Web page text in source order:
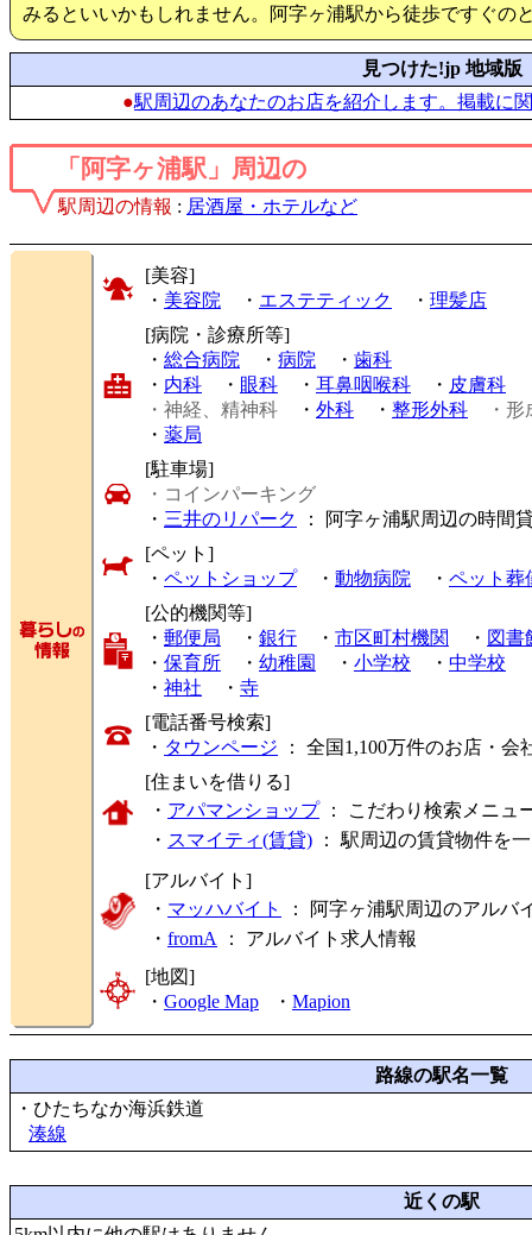
みるといいかもしれません。阿字ヶ浦駅から徒歩ですぐの
見つけた!jp 地域版
●駅周辺のあなたのお店を紹介します。掲載に
「阿字ヶ浦駅」周辺の
駅周辺の情報 : 居酒屋・ホテルなど
[美容]
・ 美容院 ・ エステティック ・ 理髪店
[病院・診療所等]
・ 総合病院 ・ 病院 ・ 歯科
・ 内科 ・ 眼科 ・ 耳鼻咽喉科 ・ 皮膚科
・神経、精神科 ・ 外科 ・ 整形外科
・
・ 薬局
[駐車場]
・コインパーキング
・ 三井のリパーク
： 阿字ヶ浦駅周辺の時間
[ペット]
・ ペットショップ・ 動物病院 ・ ペット葬
[公的機関等]
・ 郵便局 ・ 銀行 ・ 市区町村機関 ・ 図書
・ 保育所 ・ 幼稚園 ・ 小学校 ・ 中学校
・ 神社 ・ 寺
[電話番号検索]
・ タウンページ ： 全国1,100万件のお店・
[住まいを借りる]
・ アパマンショップ： こだわり検索メニュ
・ スマイティ(賃貸) ： 駅周辺の賃貸物件を
[アルバイト]
・ マッハバイト
： 阿字ヶ浦駅周辺のアルバ
・ fromA ： アルバイト求人情報
[地図]
・ Google Map ・ Mapion
路線の駅名一覧
・ひたちなか海浜鉄道
湊線
近くの駅